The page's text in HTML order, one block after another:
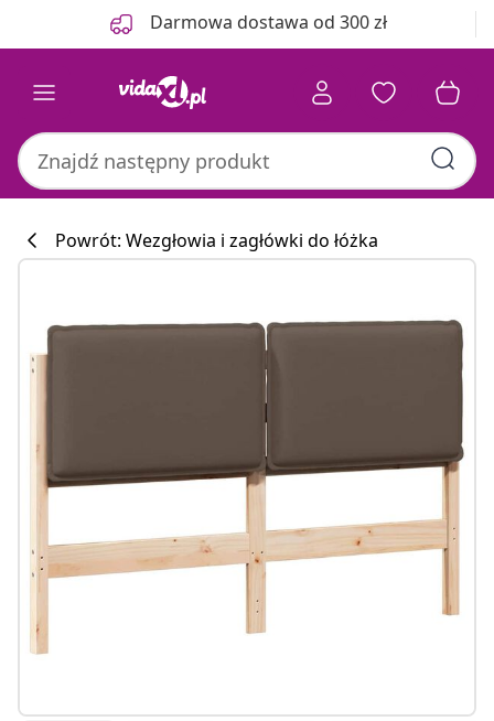
Darmowa dostawa od 300 zł
Powrót: Wezgłowia i zagłówki do łóżka